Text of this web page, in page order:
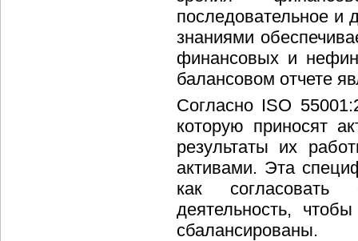
последовательное и
знаниями
финансовых и
балансовом отчете
Согласно ISO
которую приносят
результаты их
активами. Эта
как
деятельность,
сбалансированы.